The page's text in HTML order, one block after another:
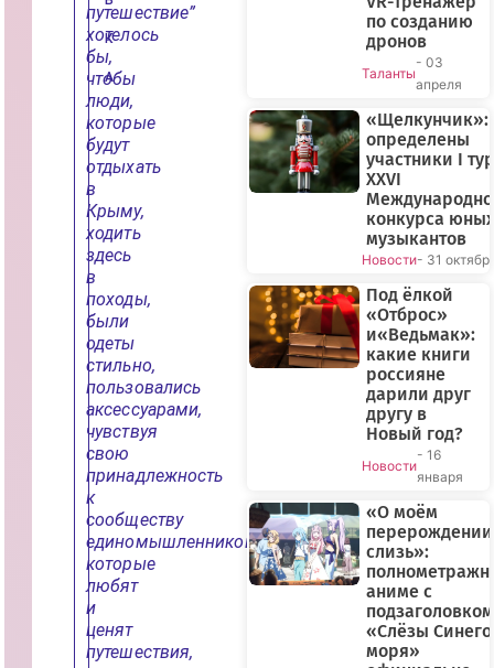
путешествие”
хотелось
бы,
чтобы
люди,
которые
будут
отдыхать
в
Крыму,
ходить
здесь
в
походы,
были
одеты
стильно,
пользовались
аксессуарами,
чувствуя
свою
принадлежность
к
сообществу
единомышленников,
которые
любят
и
ценят
путешествия,
К
А
по созданию
дронов
Таланты
- 03
апреля
«Щелкунчик»:
определены
участники I
XXVI
конкурса юных
музыкантов
Новости- 31
Под ёлкой
«Отброс»
и«Ведьмак»:
какие книги
россияне
дарили друг
другу в
Новый год?
Новости
- 16
января
«О моём
слизь»:
аниме с
подзаголовком
«Слёзы Синего
моря»